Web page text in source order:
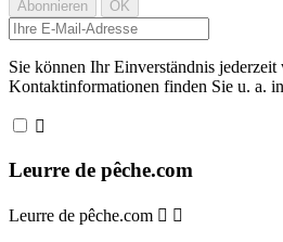
Sie können Ihr Einverständnis
Kontaktinformationen finden Sie u. a.

Leurre de pêche.com
Leurre de pêche.com  